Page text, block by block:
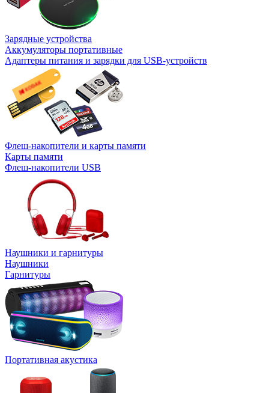
Зарядные устройства
Аккумуляторы портативные
Адаптеры питания и зарядки для USB-устройств
Флеш-накопители и карты памяти
Карты памяти
Флеш-накопители USB
Наушники и гарнитуры
Наушники
Гарнитуры
Портативная акустика